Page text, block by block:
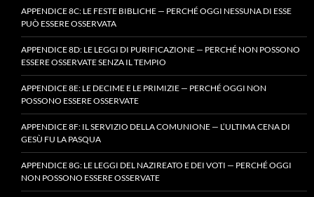
APPENDICE 8C: LE FESTE BIBLICHE — PERCHÉ OGGI NESSUNA DI ESSE
PUÒ ESSERE OSSERVATA
APPENDICE 8D: LE LEGGI DI PURIFICAZIONE — PERCHÉ NON POSSONO
ESSERE OSSERVATE SENZA IL TEMPIO
APPENDICE 8E: LE DECIME E LE PRIMIZIE — PERCHÉ OGGI NON
POSSONO ESSERE OSSERVATE
APPENDICE 8F: IL SERVIZIO DELLA COMUNIONE — L’ULTIMA CENA DI
GESÙ FU LA PASQUA
APPENDICE 8G: LE LEGGI DEL NAZIREATO E DEI VOTI — PERCHÉ OGGI
NON POSSONO ESSERE OSSERVATE